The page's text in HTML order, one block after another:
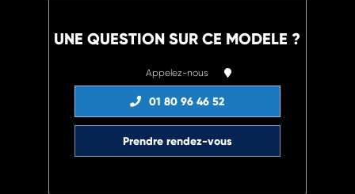
UNE QUESTION SUR CE MODELE ?
Appelez-nous
01 80 96 46 52
Prendre rendez-vous